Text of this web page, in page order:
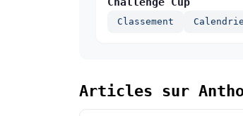
Classement
Articles sur